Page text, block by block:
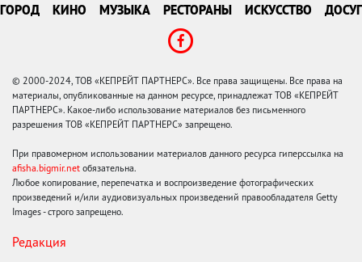
ГОРОД КИНО МУЗЫКА РЕСТОРАНЫ ИСКУССТВО ДОСУГ
© 2000-2024, ТОВ «КЕПРЕЙТ ПАРТНЕРС». Все права защищены. Все права на
материалы, опубликованные на данном ресурсе, принадлежат ТОВ «КЕПРЕЙТ
ПАРТНЕРС». Какое-либо использование материалов без письменного
разрешения ТОВ «КЕПРЕЙТ ПАРТНЕРС» запрещено.
При правомерном использовании материалов данного ресурса гиперссылка на
afisha.bigmir.net обязательна.
Любое копирование, перепечатка и воспроизведение фотографических
произведений и/или аудиовизуальных произведений правообладателя Getty
Images - строго запрещено.
Редакция